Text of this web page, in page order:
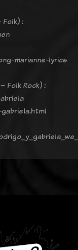
Folk) :
marianne-lyrics
Folk Rock) :